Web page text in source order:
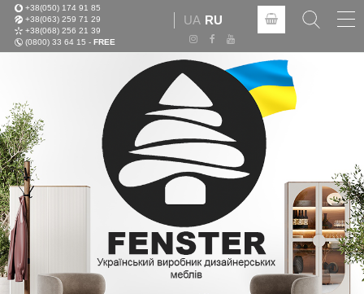
+38(050) 174 91 85
+38(063) 259 71 29
+38(068) 256 21 39
(0800) 33 64 15 - FREE
UA RU